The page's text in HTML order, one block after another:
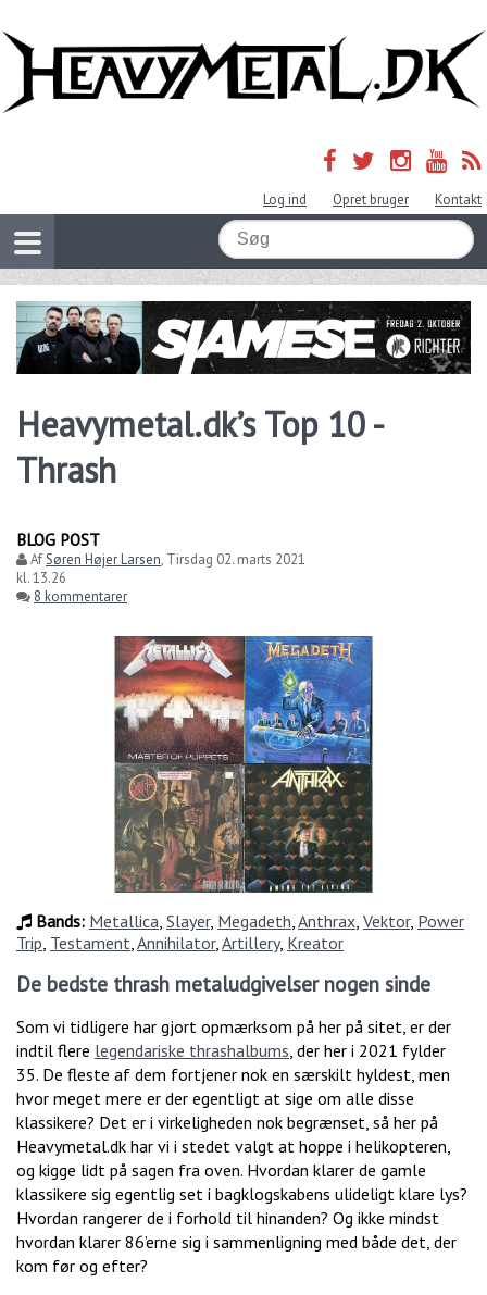
Log ind Opret bruger Kontakt
Heavymetal.dk’s Top 10 -
Thrash
BLOG POST
AfSøren Højer Larsen, Tirsdag 02. marts 2021
kl. 13.26
8 kommentarer
Bands: Metallica, Slayer, Megadeth,Anthrax, Vektor, Power
Trip, Testament,Annihilator,Artillery, Kreator
De bedste thrash metaludgivelser nogen sinde
Som vi tidligere har gjort opmærksom på her på sitet, er der
indtil flere legendariske thrashalbums, der her i 2021 fylder
35. De fleste af dem fortjener nok en særskilt hyldest, men
hvor meget mere er der egentligt at sige om alle disse
klassikere? Det er i virkeligheden nok begrænset, så her på
Heavymetal.dk har vi i stedet valgt at hoppe i helikopteren,
og kigge lidt på sagen fra oven. Hvordan klarer de gamle
klassikere sig egentlig set i bagklogskabens ulideligt klare lys?
Hvordan rangerer de i forhold til hinanden? Og ikke mindst
hvordan klarer 86’erne sig i sammenligning med både det, der
kom før og efter?